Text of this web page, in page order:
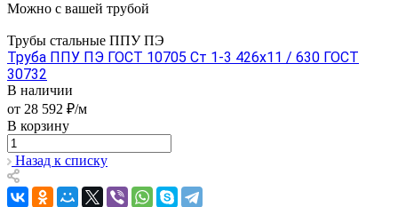
Можно с вашей трубой
Трубы стальные ППУ ПЭ
Труба ППУ ПЭ ГОСТ 10705 Ст 1-3 426x11 / 630 ГОСТ
30732
В наличии
от 28 592 ₽/м
В корзину
Назад к списку